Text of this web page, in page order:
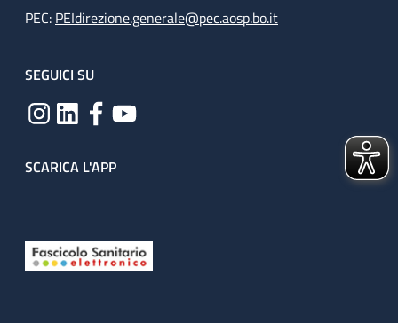
PEC: PEIdirezione.generale@pec.aosp.bo.it
SEGUICI SU
SCARICA L'APP